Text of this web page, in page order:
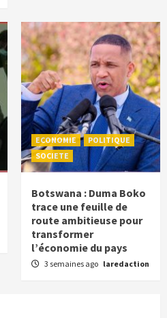
ECONOMIE
POLITIQUE
SOCIETE
Botswana : Duma Boko
trace une feuille de
route ambitieuse pour
transformer
l’économie du pays
3 semaines ago laredaction